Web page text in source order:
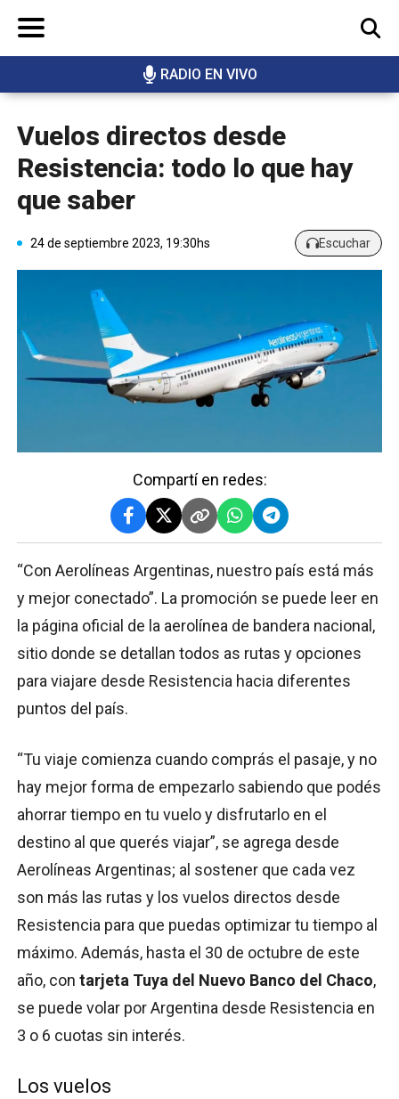
RADIO EN VIVO
BUSCAR
Vuelos directos desde
Resistencia: todo lo que hay
que saber
24 de septiembre 2023, 19:30hs Escuchar
Compartí en redes:
“Con Aerolíneas Argentinas, nuestro país está más
y mejor conectado”. La promoción se puede leer en
la página oficial de la aerolínea de bandera nacional,
sitio donde se detallan todos as rutas y opciones
para viajare desde Resistencia hacia diferentes
puntos del país.
“Tu viaje comienza cuando comprás el pasaje, y no
hay mejor forma de empezarlo sabiendo que podés
ahorrar tiempo en tu vuelo y disfrutarlo en el
destino al que querés viajar”, se agrega desde
Aerolíneas Argentinas; al sostener que cada vez
son más las rutas y los vuelos directos desde
Resistencia para que puedas optimizar tu tiempo al
máximo. Además, hasta el 30 de octubre de este
año, con tarjeta Tuya del Nuevo Banco del Chaco,
se puede volar por Argentina desde Resistencia en
3 o 6 cuotas sin interés.
Los vuelos